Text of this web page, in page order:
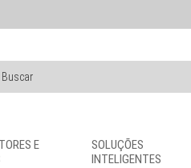
E
SOLUÇÕES
INTELIGENTES